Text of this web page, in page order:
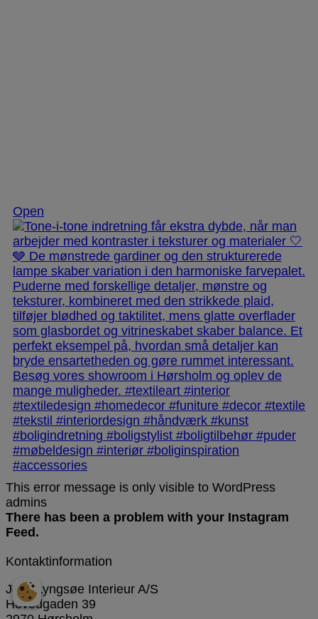
Open
This error message is only visible to WordPress
admins
There has been a problem with your Instagram
Feed.
Kontaktinformation
Jens Lyngsøe Interieur A/S
Hovedgaden 39